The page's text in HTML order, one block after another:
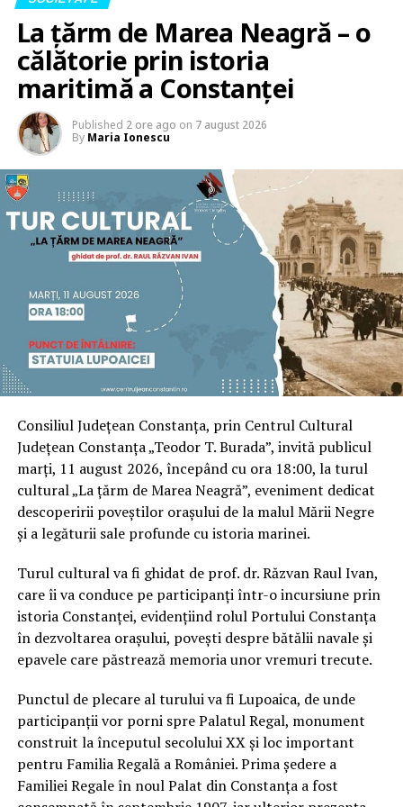
La țărm de Marea Neagră – o
călătorie prin istoria
maritimă a Constanței
Published 2 ore ago on 7 august 2026
By Maria Ionescu
Consiliul Județean Constanța, prin Centrul Cultural
Județean Constanța „Teodor T. Burada”, invită publicul
marți, 11 august 2026, începând cu ora 18:00, la turul
cultural „La țărm de Marea Neagră”, eveniment dedicat
descoperirii poveștilor orașului de la malul Mării Negre
și a legăturii sale profunde cu istoria marinei.
Turul cultural va fi ghidat de prof. dr. Răzvan Raul Ivan,
care îi va conduce pe participanți într-o incursiune prin
istoria Constanței, evidențiind rolul Portului Constanța
în dezvoltarea orașului, povești despre bătălii navale și
epavele care păstrează memoria unor vremuri trecute.
Punctul de plecare al turului va fi Lupoaica, de unde
participanții vor porni spre Palatul Regal, monument
construit la începutul secolului XX și loc important
pentru Familia Regală a României. Prima ședere a
Familiei Regale în noul Palat din Constanța a fost